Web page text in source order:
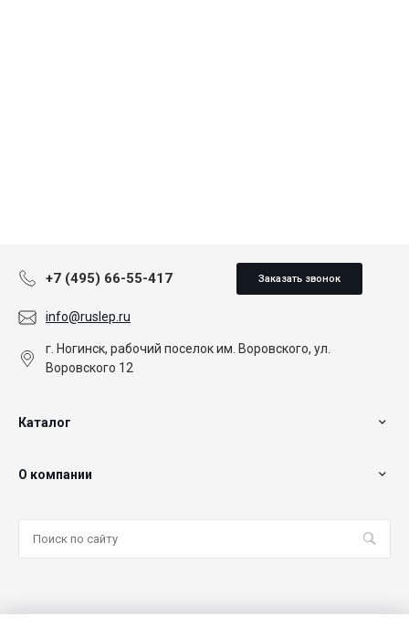
+7 (495) 66-55-417 Заказать звонок
info@ruslep.ru
г. Ногинск, рабочий поселок им. Воровского, ул.
Воровского 12
Каталог
О компании